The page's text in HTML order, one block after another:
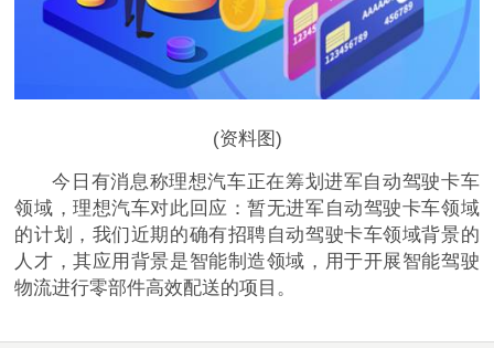
(资料图)
今日有消息称理想汽车正在筹划进军自动驾驶卡车
领域，理想汽车对此回应：暂无进军自动驾驶卡车领域
的计划，我们近期的确有招聘自动驾驶卡车领域背景的
人才，其应用背景是智能制造领域，用于开展智能驾驶
物流进行零部件高效配送的项目。